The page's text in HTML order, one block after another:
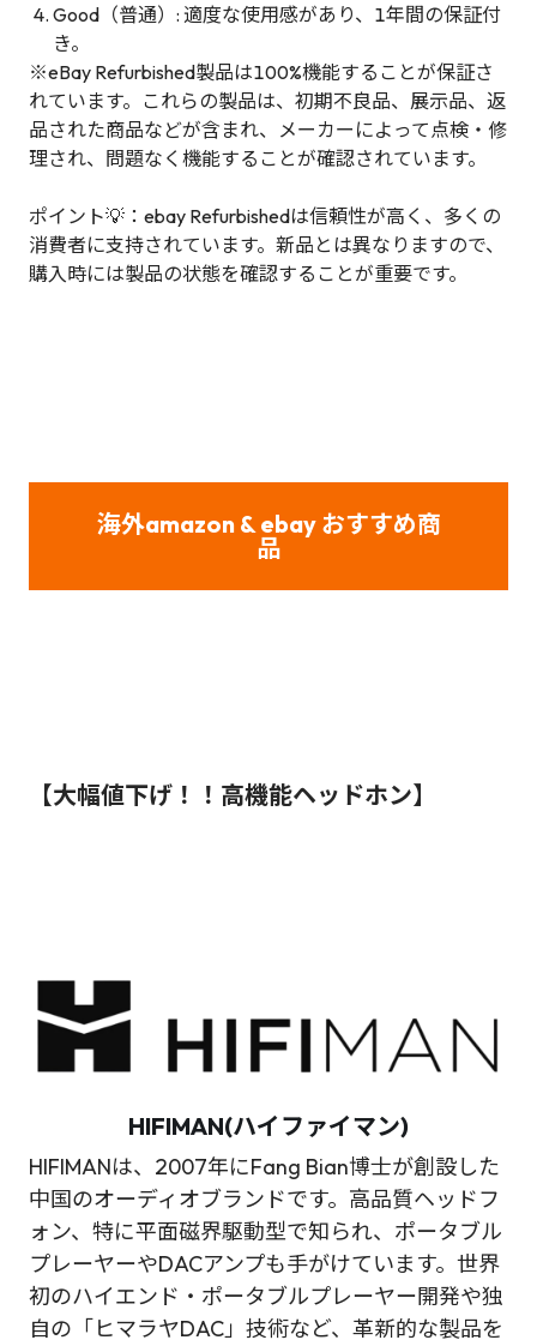
Good（普通）: 適度な使用感があり、1年間の保証付
き。
※eBay Refurbished製品は100%機能することが保証さ
れています。これらの製品は、初期不良品、展示品、返
品された商品などが含まれ、メーカーによって点検・修
理され、問題なく機能することが確認されています。
ポイント💡：ebay Refurbishedは信頼性が高く、多くの
消費者に支持されています。新品とは異なりますので、
購入時には製品の状態を確認することが重要です。
海外amazon & ebay おすすめ商
品
【大幅値下げ！！高機能ヘッドホン】
HIFIMAN(ハイファイマン)
HIFIMANは、2007年にFang Bian博士が創設した
中国のオーディオブランドです。高品質ヘッドフ
ォン、特に平面磁界駆動型で知られ、ポータブル
プレーヤーやDACアンプも手がけています。世界
初のハイエンド・ポータブルプレーヤー開発や独
自の「ヒマラヤDAC」技術など、革新的な製品を